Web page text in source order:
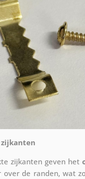
zijkanten geven het
over de randen, wat